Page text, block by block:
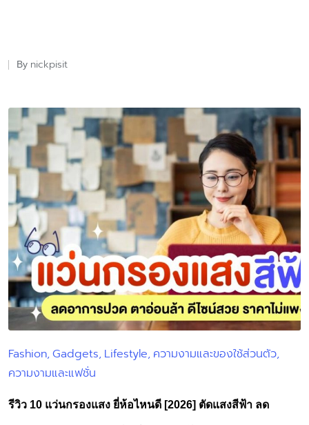
Posted
By nickpisit
Posted
in
Fashion Gadgets Lifestyle ความงามและของใช้ส่วนตัว
ความงามและแฟชั่น
รีวิว 10 แว่นกรองแสง ยี่ห้อไหนดี [2026] ตัดแสงสีฟ้า ลด